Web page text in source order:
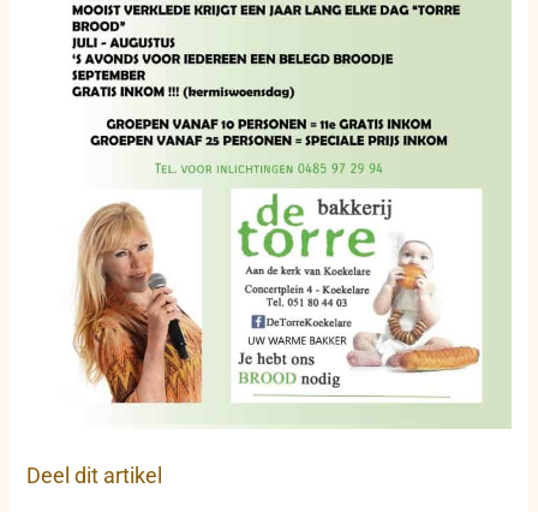
Deel dit artikel